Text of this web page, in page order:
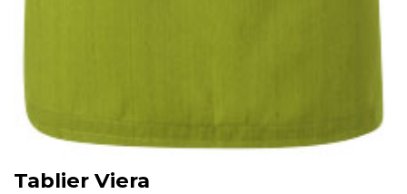
Tablier Viera